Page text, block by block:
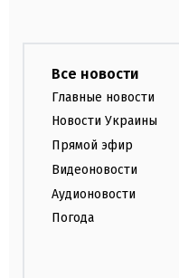
Все новости
Главные новости
Новости Украины
Прямой эфир
Видеоновости
Аудионовости
Погода